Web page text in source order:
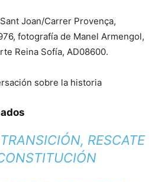
Joan/Carrer Provença,
fotografía de Manel Armengol,
Reina Sofía, AD08600.
sobre la historia
RESCATE